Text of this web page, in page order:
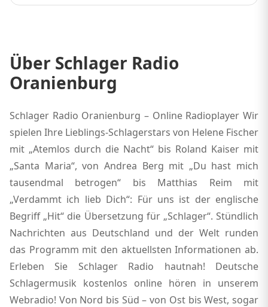
Über Schlager Radio
Oranienburg
Schlager Radio Oranienburg – Online Radioplayer Wir
spielen Ihre Lieblings-Schlagerstars von Helene Fischer
mit „Atemlos durch die Nacht“ bis Roland Kaiser mit
„Santa Maria“, von Andrea Berg mit „Du hast mich
tausendmal betrogen“ bis Matthias Reim mit
„Verdammt ich lieb Dich“: Für uns ist der englische
Begriff „Hit“ die Übersetzung für „Schlager“. Stündlich
Nachrichten aus Deutschland und der Welt runden
das Programm mit den aktuellsten Informationen ab.
Erleben Sie Schlager Radio hautnah! Deutsche
Schlagermusik kostenlos online hören in unserem
Webradio! Von Nord bis Süd – von Ost bis West, sogar